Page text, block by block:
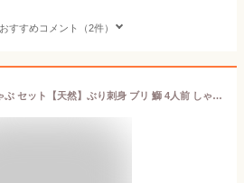
すすめコメント（2件）
ぶりしゃぶ ブリしゃぶ セット【天然】ぶり刺身 ブリ 鰤 4人前 しゃぶしゃぶ お歳暮【送料無料】北海道産 寒ぶり うまトロ600g 血合い処理済 養殖物では味わえない天然の旨みとコク 鰤 10キロ以上物厳選 野菜を用意するだけ ぽん酢特製出汁ラーメン400gレシピ付 御祝